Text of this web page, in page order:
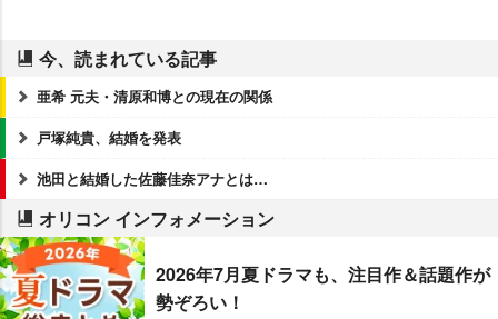
今、読まれている記事
亜希 元夫・清原和博との現在の関係
戸塚純貴、結婚を発表
池田と結婚した佐藤佳奈アナとは…
オリコン インフォメーション
2026年7月夏ドラマも、注目作＆話題作が
勢ぞろい！